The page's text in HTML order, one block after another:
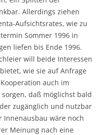
Allerdings ziehen
Aufsichtsrates, wie zu
Sommer 1996 in
liefen bis Ende 1996.
will beide Interessen
wie sie auf Anfrage
auch im
daß möglichst bald
zugänglich und nutzbar
Innenausbau wäre noch
Meinung nach eine